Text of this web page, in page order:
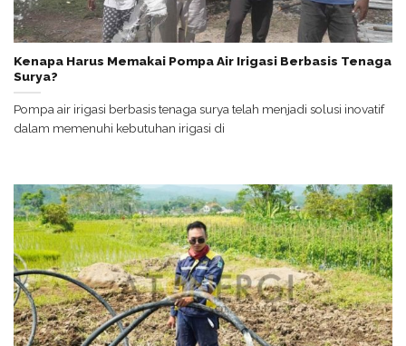
Kenapa Harus Memakai Pompa Air Irigasi Berbasis Tenaga
Surya?
Pompa air irigasi berbasis tenaga surya telah menjadi solusi inovatif
dalam memenuhi kebutuhan irigasi di